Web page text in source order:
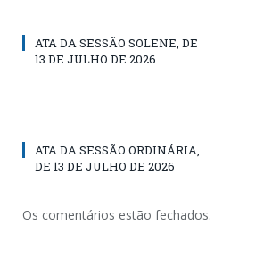
ATA DA SESSÃO SOLENE, DE
13 DE JULHO DE 2026
ATA DA SESSÃO ORDINÁRIA,
DE 13 DE JULHO DE 2026
Os comentários estão fechados.